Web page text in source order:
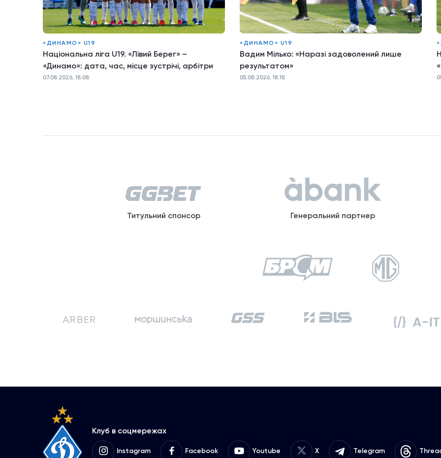
«ДИНАМО» U19
Національна ліга U19. «Лівий Берег» –
«Динамо»: дата, час, місце зустрічі, арбітри
07.08.2026, 18:08
«ДИНАМО» U19
Вадим Мілько: «Наразі задоволений лише
результатом»
05.08.2026, 18:18
Титульний спонсор Генеральний партнер
Клуб в соцмережах
Instagram Facebook Youtube X Telegram